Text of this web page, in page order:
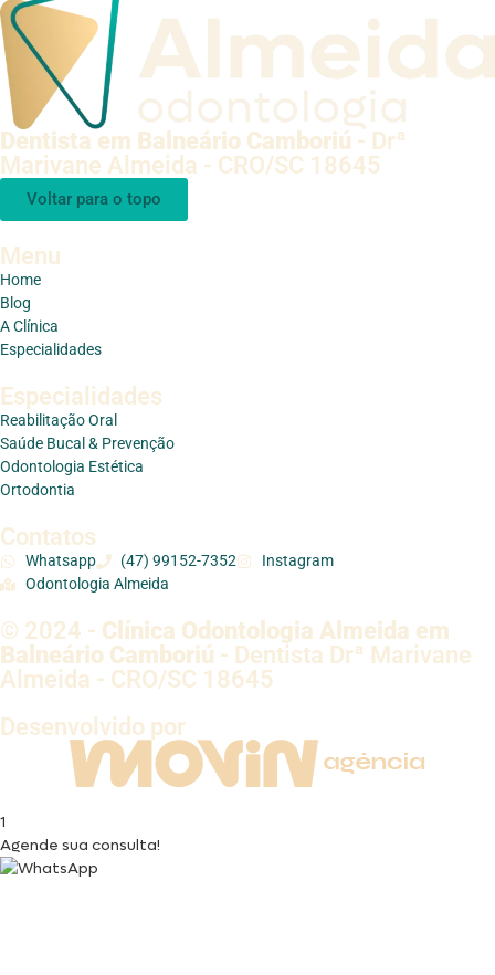
Dentista em Balneário Camboriú - Drª
Marivane Almeida - CRO/SC 18645
Voltar para o topo
Menu
Home
Blog
A Clínica
Especialidades
Especialidades
Reabilitação Oral
Saúde Bucal & Prevenção
Odontologia Estética
Ortodontia
Contatos
Whatsapp (47) 99152-7352
Instagram
Odontologia Almeida
© 2024 - Clínica Odontologia Almeida em
Balneário Camboriú - Dentista Drª Marivane
Almeida - CRO/SC 18645
Desenvolvido por
1
Agende sua consulta!